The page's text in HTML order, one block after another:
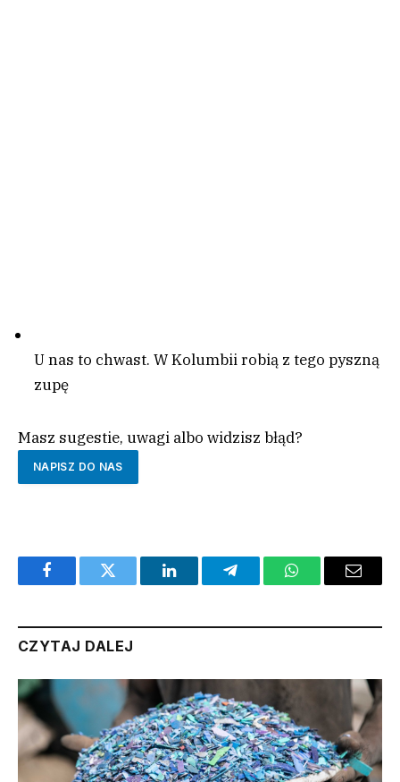
U nas to chwast. W Kolumbii robią z tego pyszną
zupę
Masz sugestie, uwagi albo widzisz błąd?
NAPISZ DO NAS
FacebookTwitter LinkedInTelegramWhatsAppEmail
CZYTAJ DALEJ